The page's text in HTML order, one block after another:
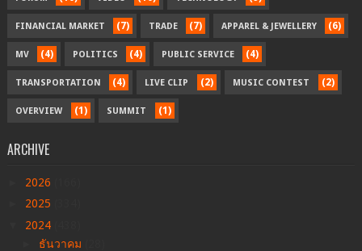
FINANCIAL MARKET (7) TRADE (7) APPAREL & JEWELLERY (6)
MV (4) POLITICS (4) PUBLIC SERVICE (4)
TRANSPORTATION (4) LIVE CLIP (2) MUSIC CONTEST (2)
OVERVIEW (1) SUMMIT (1)
ARCHIVE
2026
2025
2024
ธันวาคม